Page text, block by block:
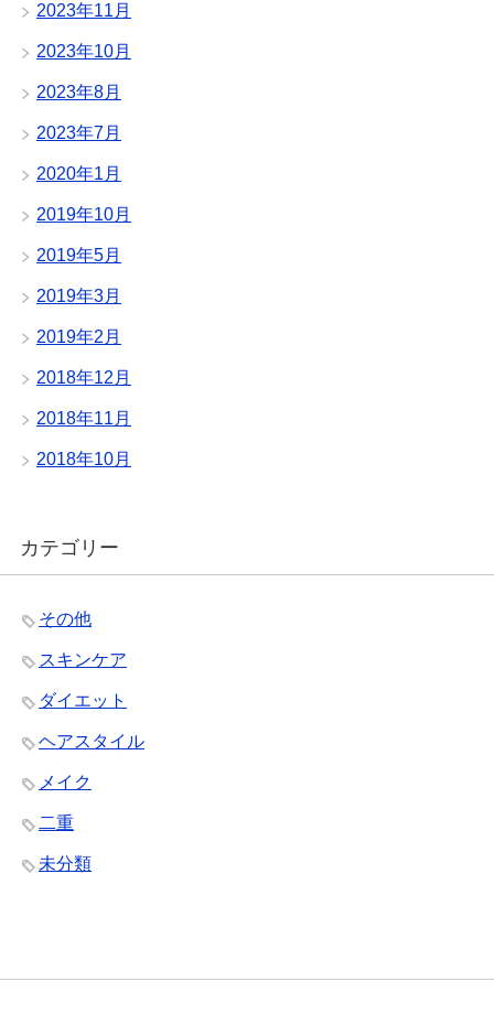
2023年11月
2023年10月
2023年8月
2023年7月
2020年1月
2019年10月
2019年5月
2019年3月
2019年2月
2018年12月
2018年11月
2018年10月
カテゴリー
その他
スキンケア
ダイエット
ヘアスタイル
メイク
二重
未分類